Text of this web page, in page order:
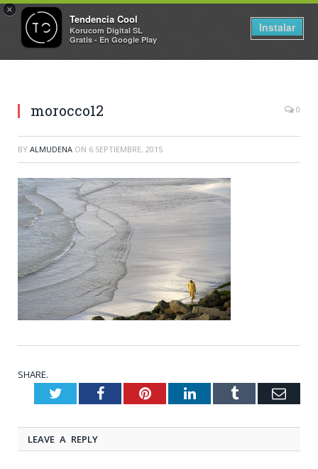
×
Tendencia Cool
Korucom Digital SL
Gratis - En Google Play
Instalar
morocco12 0
BY ALMUDENA ON 6 SEPTIEMBRE, 2015
SHARE.
TwitterFacebookPinterestLinkedInTumblr
LEAVE A REPLY